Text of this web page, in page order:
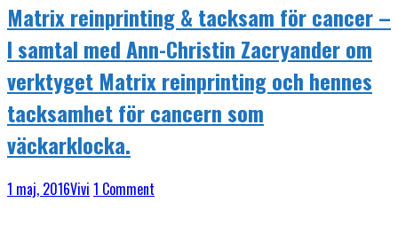
Matrix reinprinting & tacksam för cancer –
I samtal med Ann-Christin Zacryander om
verktyget Matrix reinprinting och hennes
tacksamhet för cancern som
väckarklocka.
1 maj, 2016Vivi 1 Comment